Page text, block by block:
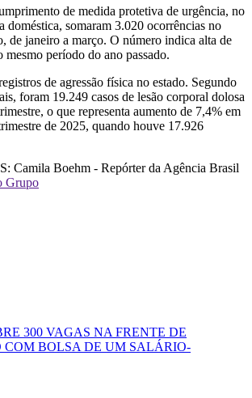
de medida protetiva de urgência, no
doméstica, somaram 3.020 ocorrências no
de janeiro a março. O número indica alta de
mesmo período do ano passado.
de agressão física no estado. Segundo
foram 19.249 casos de lesão corporal dolosa
o que representa aumento de 7,4% em
de 2025, quando houve 17.926
Camila Boehm - Repórter da Agência Brasil